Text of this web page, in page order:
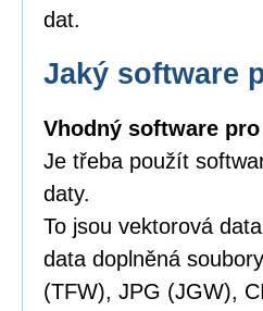
dat.
Jaký software
Vhodný software
Je třeba použít
daty.
To jsou vektorová
data doplněná
(TFW), JPG (JGW),